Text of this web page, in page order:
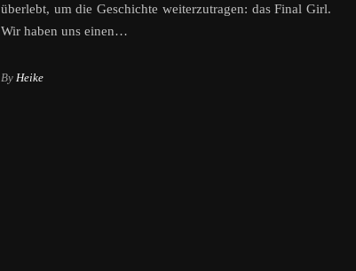
überlebt, um die Geschichte weiterzutragen: das Final Girl.
Wir haben uns einen…
By Heike